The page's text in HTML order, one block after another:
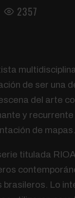
2357
de ser una
del arte
y
de mapas.
titulada
Lo